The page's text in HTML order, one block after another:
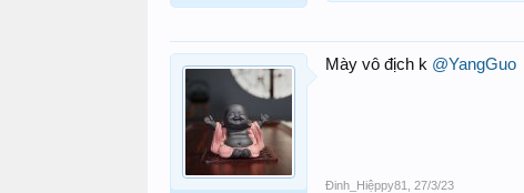
Mày vô địch k @YangGuo
Đinh_Hiệppy81 27/3/23